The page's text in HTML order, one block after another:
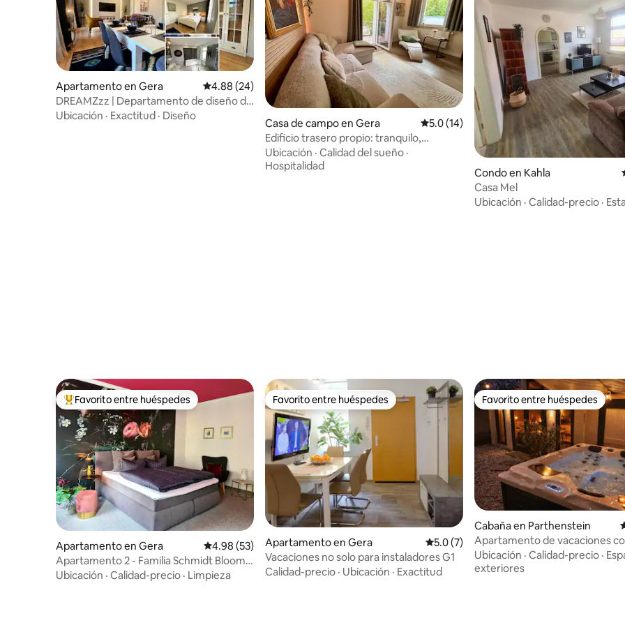
Apartamento en Gera Calificación promedio: 4.88 de 5, 24 reseñas
4.88 (24)
DREAMZzz | Departamento de diseño de
130 m² con 2 baños Gera
Ubicación · Exactitud · Diseño
Casa de campo en Gera Calificación promedio: 5.0 de 5, 14 reseñas
5.0 (14)
Edificio trasero propio: tranquilo,
moderno y acogedor
Ubicación · Calidad del sueño ·
Hospitalidad
Condo en Kahla
Casa Mel
Ubicación · Calidad-precio ·
Favorito entre huéspedes preferido
Favorito entre huéspedes
Apartamento en Gera Calificación promedio: 4.98 de 5, 53 reseñas
4.98 (53)
Apartamento 2 - Familia Schmidt Bloomy
Nights
Ubicación · Calidad-precio · Limpieza
Favorito entre huéspedes
Favorito entre huéspedes
Apartamento en Gera Calificación promedio: 5.0 de 5, 7 reseñas
5.0 (7)
Vacaciones no solo para instaladores G1
Calidad-precio · Ubicación · Exactitud
Favorito entre huéspedes
Favorito entre huéspedes
Cabaña en Parthenstein
Apartamento de vacaciones
jacuzzi en Leipzig
Ubicación · Calidad-precio ·
exteriores